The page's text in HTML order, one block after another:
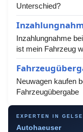
Unterschied?
Inzahlungnahme
ist mein Fahrzeug
Neuwagen kaufen
Fahrzeugübergabe
EXPERTEN IN
Autohaeuser